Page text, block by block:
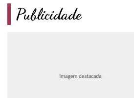
Publicidade